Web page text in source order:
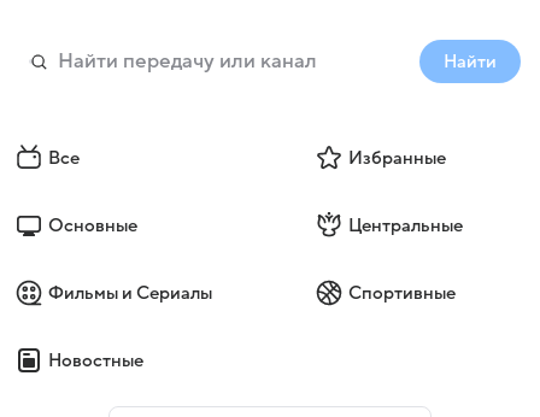
Найти
Все Избранные
Основные Центральные
Фильмы и Сериалы Спортивные
Новостные